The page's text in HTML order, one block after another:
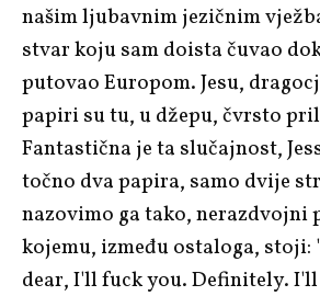
našim ljubavnim jezičnim
stvar koju sam doista čuvao
putovao Europom. Jesu,
papiri su tu, u džepu, čvrsto
Fantastična je ta slučajnost,
točno dva papira, samo dvije
nazovimo ga tako, nerazdvojni
kojemu, između ostaloga, stoji:
dear, I'll fuck you. Definitely.